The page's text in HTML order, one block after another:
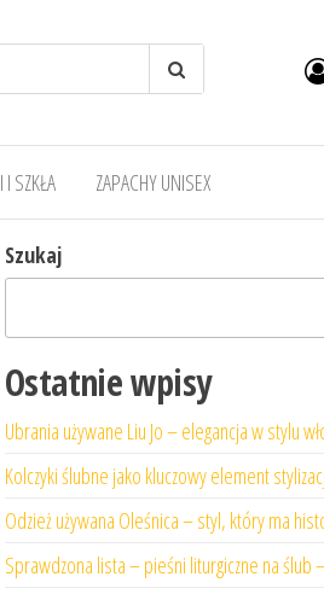
SZKŁA ZAPACHY UNISEX
Szukaj
Ostatnie wpisy
Ubrania używane Liu Jo – elegancja w stylu
Kolczyki ślubne jako kluczowy element
Odzież używana Oleśnica – styl, który ma
Sprawdzona lista – pieśni liturgiczne na ślub